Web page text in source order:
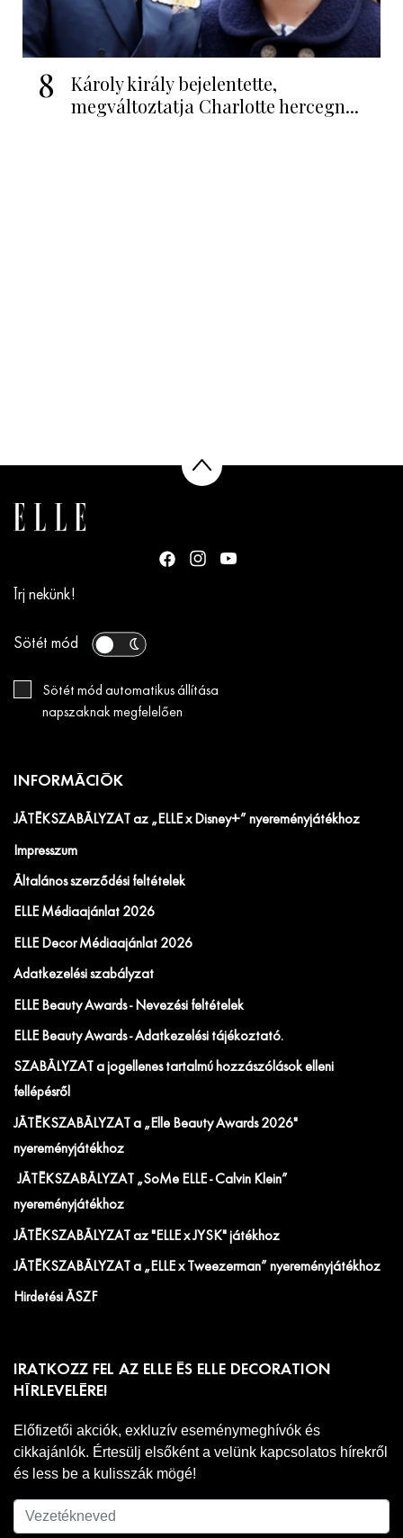
8
Károly király bejelentette,
megváltoztatja Charlotte hercegn...
Írj nekünk!
Sötét mód
Sötét mód automatikus állítása
napszaknak megfelelően
INFORMÁCIÓK
JÁTÉKSZABÁLYZAT az „ELLE x Disney+” nyereményjátékhoz
Impresszum
Általános szerződési feltételek
ELLE Médiaajánlat 2026
ELLE Decor Médiaajánlat 2026
Adatkezelési szabályzat
ELLE Beauty Awards - Nevezési feltételek
ELLE Beauty Awards - Adatkezelési tájékoztató.
SZABÁLYZAT a jogellenes tartalmú hozzászólások elleni
fellépésről
JÁTÉKSZABÁLYZAT a „Elle Beauty Awards 2026"
nyereményjátékhoz
JÁTÉKSZABÁLYZAT „SoMe ELLE - Calvin Klein”
nyereményjátékhoz
JÁTÉKSZABÁLYZAT az "ELLE x JYSK" játékhoz
JÁTÉKSZABÁLYZAT a „ELLE x Tweezerman” nyereményjátékhoz
Hirdetési ÁSZF
IRATKOZZ FEL AZ ELLE ÉS ELLE DECORATION
HÍRLEVELÉRE!
Előfizetői akciók, exkluzív eseménymeghívók és
cikkajánlók. Értesülj elsőként a velünk kapcsolatos hírekről
és less be a kulisszák mögé!